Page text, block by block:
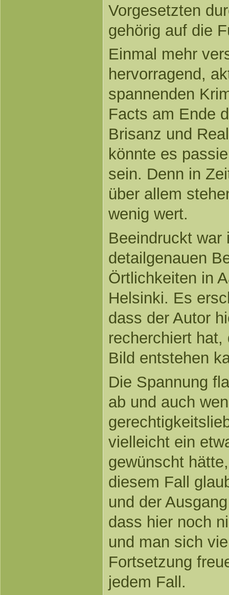
Vorgesetzten
gehörig auf die
Einmal mehr
hervorragend,
spannenden
Facts am Ende
Brisanz und
könnte es
sein. Denn in
über allem
wenig wert.
Beeindruckt war
detailgenauen
Örtlichkeiten in
Helsinki. Es
dass der Autor
recherchiert
Bild entstehen
Die Spannung
ab und auch
vielleicht ein
gewünscht
diesem Fall
und der
dass hier noch
und man sich
Fortsetzung
jedem Fall.